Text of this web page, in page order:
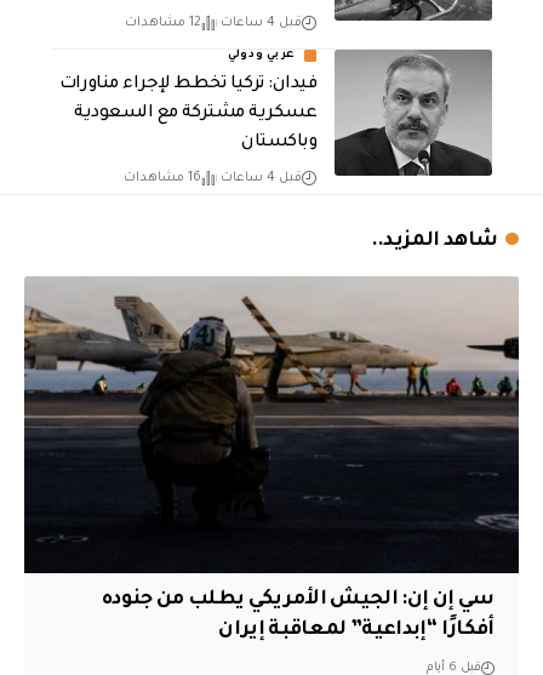
قبل 4 ساعات 12 مشاهدات
عربي ودولي
فيدان: تركيا تخطط لإجراء مناورات
عسكرية مشتركة مع السعودية
وباكستان
قبل 4 ساعات 16 مشاهدات
شاهد المزيد..
سي إن إن: الجيش الأمريكي يطلب من جنوده
أفكارًا “إبداعية” لمعاقبة إيران
قبل 6 أيام